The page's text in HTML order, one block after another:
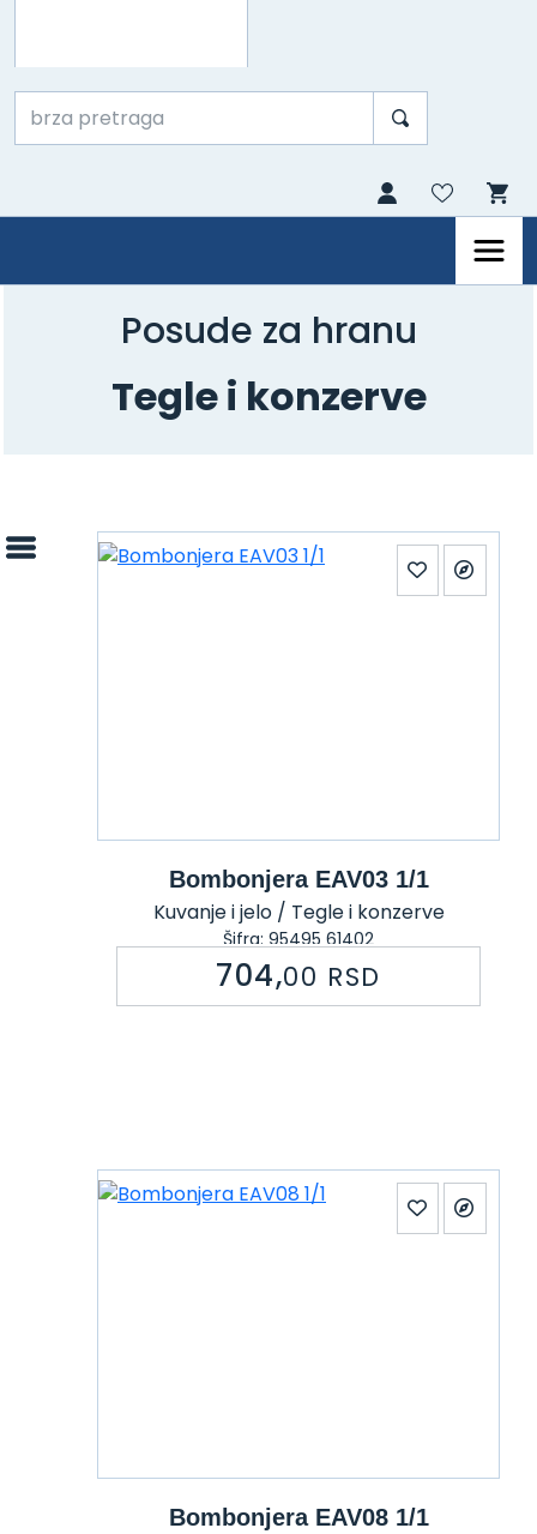
Posude za hranu
Tegle i konzerve
Bombonjera EAV03 1/1
Kuvanje i jelo / Tegle i konzerve
Šifra: 95495 61402
704,00 RSD
Bombonjera EAV08 1/1